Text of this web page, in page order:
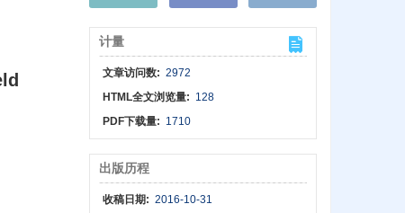
计量
文章访问数: 2972
HTML全文浏览量: 128
PDF下载量: 1710
出版历程
收稿日期: 2016-10-31